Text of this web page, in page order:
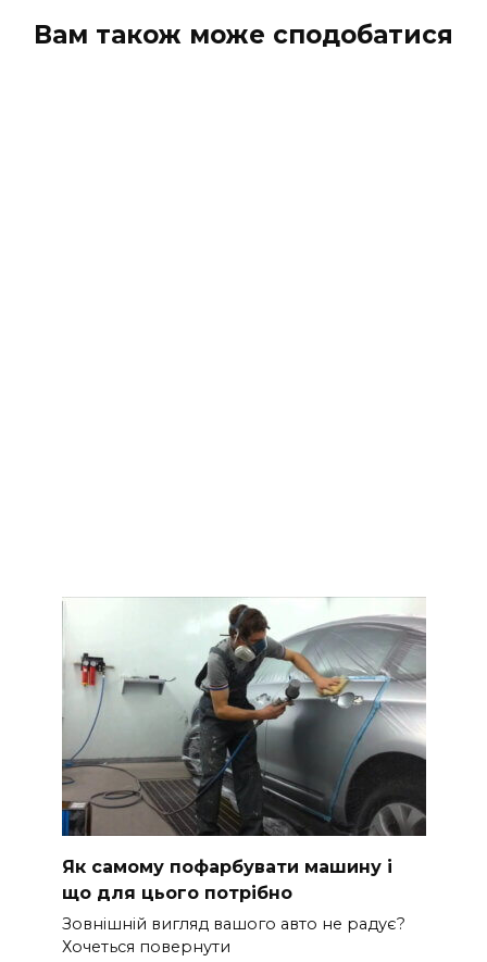
Вам також може сподобатися
Як самому пофарбувати машину і
що для цього потрібно
Зовнішній вигляд вашого авто не радує?
Хочеться повернути